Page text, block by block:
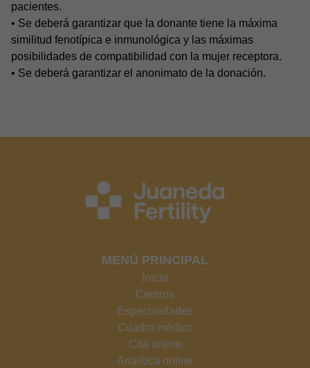
pacientes.
• Se deberá garantizar que la donante tiene la máxima
similitud fenotípica e inmunológica y las máximas
posibilidades de compatibilidad con la mujer receptora.
• Se deberá garantizar el anonimato de la donación.
MENÚ PRINCIPAL
Inicio
Centros
Especialidades
Cuadro médico
Cita online
Analítica online